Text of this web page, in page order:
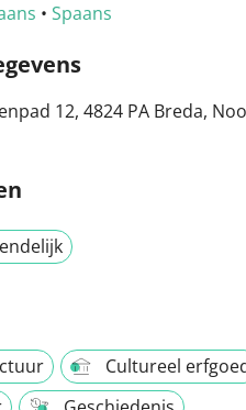
• Spaans
12, 4824 PA Breda,
Cultureel